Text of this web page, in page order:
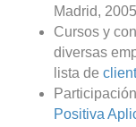
Madrid,
Cursos y
diversas
lista de
Positiva